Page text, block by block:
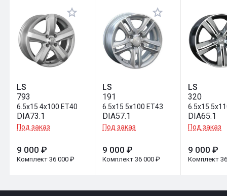
Оставить отзыв
LS
793
6.5x15 4x100 ET40
DIA73.1
Под заказ
9 000 ₽
Комплект 36 000 ₽
LS
191
6.5x15 5x100 ET43
DIA57.1
Под заказ
9 000 ₽
Комплект 36 000 ₽
LS
320
6.5x15
DIA65.1
Под заказ
9 000 ₽
Комплект